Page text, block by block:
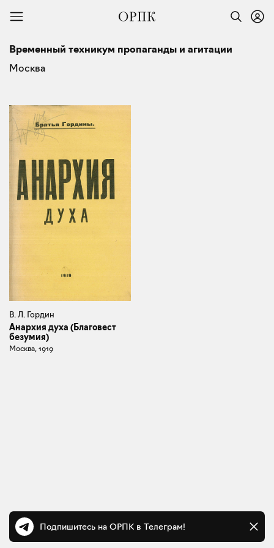
Временный техникум пропаганды и агитации
Москва
В. Л. Гордин
Анархия духа (Благовест
безумия)
Москва, 1919
Подпишитесь на ОРПК в Телеграм!